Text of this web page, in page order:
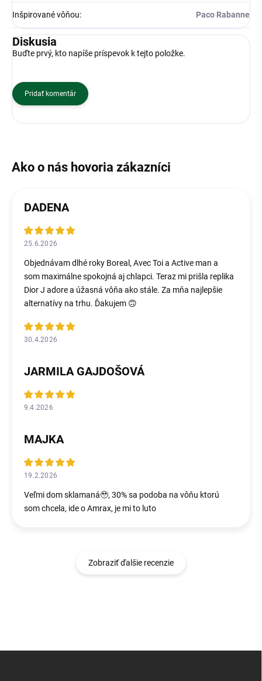
Inšpirované vôňou: Paco Rabanne
Diskusia
Buďte prvý, kto napíše príspevok k tejto položke.
Pridať komentár
DADENA
25.6.2026
Objednávam dlhé roky Boreal, Avec Toi a Active man a
som maximálne spokojná aj chlapci. Teraz mi prišla replika
Dior J adore a úžasná vôňa ako stále. Za mňa najlepšie
alternatívy na trhu. Ďakujem 🙃
30.4.2026
JARMILA GAJDOŠOVÁ
9.4.2026
MAJKA
19.2.2026
Veľmi dom sklamaná🥹, 30% sa podoba na vôňu ktorú
som chcela, ide o Amrax, je mi to luto
Zobraziť ďalšie recenzie